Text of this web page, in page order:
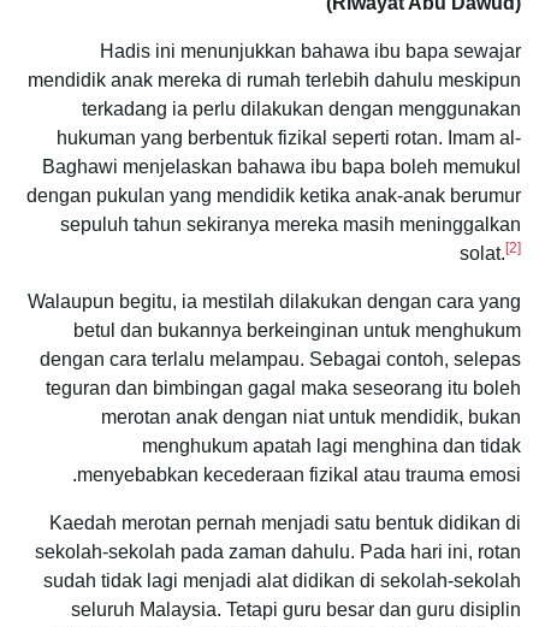
Hadis ini menunjukkan bahawa ibu bapa sewajar
mendidik anak mereka di rumah terlebih dahulu meskipun
terkadang ia perlu dilakukan dengan menggunakan
hukuman yang berbentuk fizikal seperti rotan. Imam al-
Baghawi menjelaskan bahawa ibu bapa boleh memukul
dengan pukulan yang mendidik ketika anak-anak berumur
sepuluh tahun sekiranya mereka masih meninggalkan
solat. [2]
Walaupun begitu, ia mestilah dilakukan dengan cara yang
betul dan bukannya berkeinginan untuk menghukum
dengan cara terlalu melampau. Sebagai contoh, selepas
teguran dan bimbingan gagal maka seseorang itu boleh
merotan anak dengan niat untuk mendidik, bukan
menghukum apatah lagi menghina dan tidak
menyebabkan kecederaan fizikal atau trauma emosi.
Kaedah merotan pernah menjadi satu bentuk didikan di
sekolah-sekolah pada zaman dahulu. Pada hari ini, rotan
sudah tidak lagi menjadi alat didikan di sekolah-sekolah
seluruh Malaysia. Tetapi guru besar dan guru disiplin